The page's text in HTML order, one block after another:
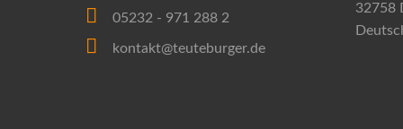
05232 - 971 288 2
kontakt@teuteburger.de
32758